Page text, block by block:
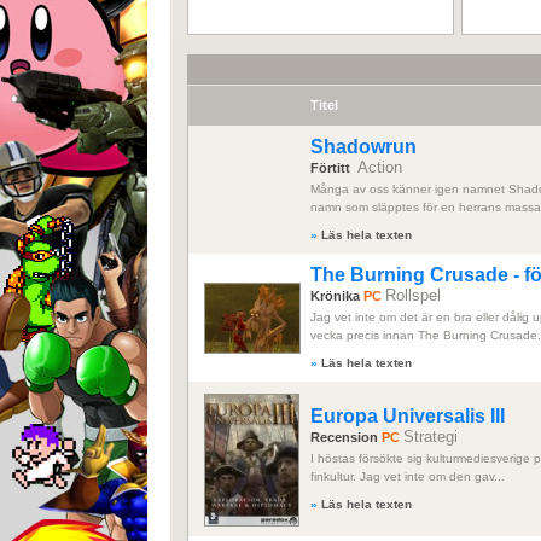
Titel
Shadowrun
Förtitt Action
Många av oss känner igen namnet
namn som släpptes för en herrans massa
» Läs hela texten
The Burning Crusade -
Krönika PC Rollspel
Jag vet inte om det är en bra eller dålig
vecka precis innan The Burning Crusade...
» Läs hela texten
Europa Universalis III
Recension PC Strategi
I höstas försökte sig kulturmediesverige
finkultur. Jag vet inte om den gav...
» Läs hela texten